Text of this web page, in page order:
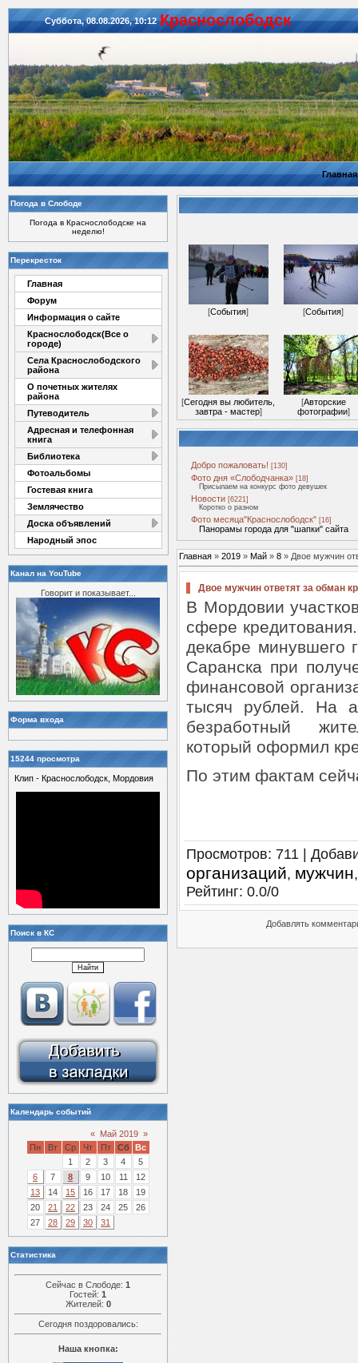
Суббота, 08.08.2026, 10:12 Красноcлободск
Главная
Погода в Слободе
Погода в Краснослободске на
неделю!
Перекресток
Главная
Форум
Информация о сайте
Краснослободск(Все о
городе)
Села Краснослободского
района
О почетных жителях
района
Путеводитель
Адресная и телефонная
книга
Библиотека
Фотоальбомы
Гостевая книга
Землячество
Доска объявлений
Народный эпос
Канал на YouTube
Говорит и показывает...
Форма входа
15244 просмотра
Клип - Краснослободск, Мордовия
Поиск в КС
Календарь событий
« Май 2019 »
Пн
Вт Ср Чт Пт Сб
Вс
1
2 3 4
5
6
7 8 9 10 11
12
13
14 15 16 17 18
19
20
21 22 23 24 25
26
27
28 29 30 31
Статистика
Сейчас в Слободе: 1
Гостей: 1
Жителей: 0
Сегодня поздоровались:
Наша кнопка:
[События] [События]
[Сегодня вы любитель,
завтра - мастер]
[Авторские
фотографии]
Добро пожаловать! [130]
Фото дня «Слободчанка» [18]
Присылаем на конкурс фото девушек
Новости [6221]
Коротко о разном
Фото месяца"Краснослободск" [16]
Панорамы города для "шапки" сайта
Главная » 2019 » Май » 8 » Двое мужчин
Двое мужчин ответят за обман
В Мордовии
сфере
декабре минувшего
Саранска при
финансовой
тысяч рублей. На
безработный
который оформил
По этим фактам
Просмотров: 711 |
организаций, мужчин
Рейтинг: 0.0/0
Добавлять